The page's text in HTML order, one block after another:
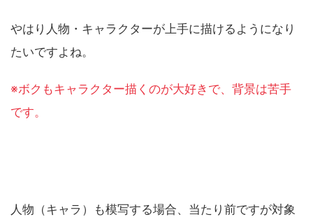
やはり人物・キャラクターが上手に描けるようになり
たいですよね。
※ボクもキャラクター描くのが大好きで、背景は苦手
です。
人物（キャラ）も模写する場合、当たり前ですが対象